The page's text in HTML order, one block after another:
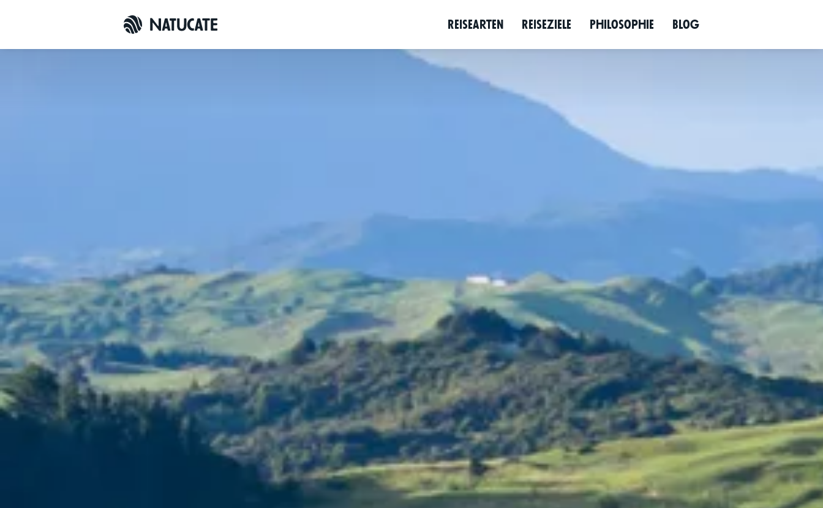
Reise­arten Reise­ziele Philo­so­phie Blog
Übersicht Destination Hintergrund Jetzt anfragen